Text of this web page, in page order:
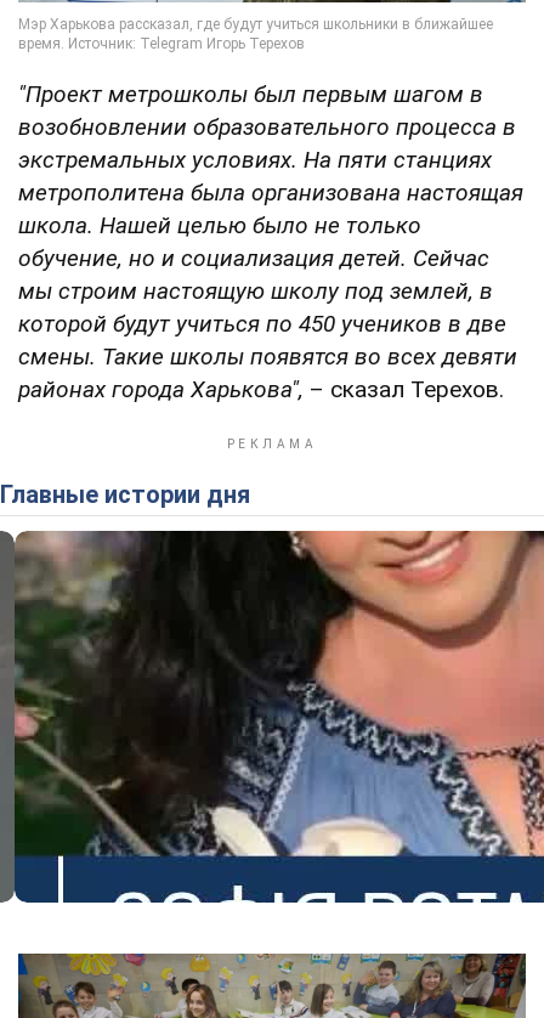
"Проект метрошколы был первым шагом в
возобновлении образовательного процесса в
экстремальных условиях. На пяти станциях
метрополитена была организована настоящая
школа. Нашей целью было не только
обучение, но и социализация детей. Сейчас
мы строим настоящую школу под землей, в
которой будут учиться по 450 учеников в две
смены. Такие школы появятся во всех девяти
районах города Харькова", – сказал Терехов.
Главные истории дня